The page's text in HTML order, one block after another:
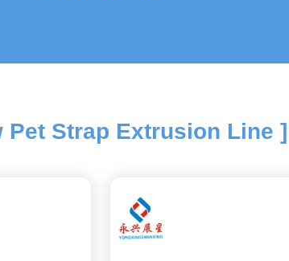
Strap Extrusion Line ]